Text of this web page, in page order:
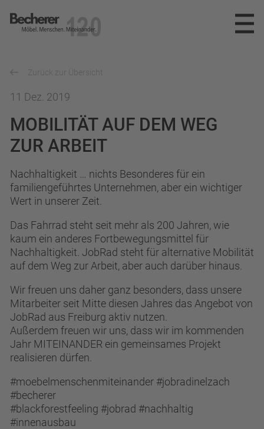
PLANUNG
INNENAUSBAU
MÖBELWERKSTÄTTEN
REFERENZEN
UNTERNEHMEN
DAS TEAM
PARTNER
NEWS
KARRIERE
AUSBILDUNG
PRAKTIKUM
info@becherer.com
+49(0)7682-91000
english
Zurück zur Übersicht
11 Dez. 2019
MOBILITÄT AUF DEM WEG
ZUR ARBEIT
Nachhaltigkeit … nichts Besonderes für ein
familiengeführtes Unternehmen, aber ein wichtiger
Wert in unserer Zeit.
Das Fahrrad steht seit mehr als 200 Jahren, wie
kaum ein anderes Fortbewegungsmittel für
Nachhaltigkeit. JobRad steht für alternative Mobilität
auf dem Weg zur Arbeit, aber auch darüber hinaus.
Wir freuen uns daher ganz besonders, dass unsere
Mitarbeiter seit Mitte diesen Jahres das Angebot von
JobRad aus Freiburg aktiv nutzen.
Außerdem freuen wir uns, dass wir im kommenden
Jahr MITEINANDER ein gemeinsames Projekt
realisieren dürfen.
#moebelmenschenmiteinander #jobradinelzach
#becherer
#blackforestfeeling #jobrad #nachhaltig
#innenausbau